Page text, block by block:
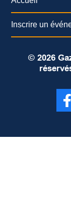
Inscrire un
© 2026